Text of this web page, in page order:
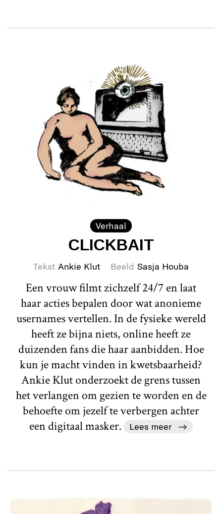
Verhaal
CLICKBAIT
Tekst Ankie Klut Beeld Sasja Houba
Een vrouw filmt zichzelf 24/7 en laat
haar acties bepalen door wat anonieme
usernames vertellen. In de fysieke wereld
heeft ze bijna niets, online heeft ze
duizenden fans die haar aanbidden. Hoe
kun je macht vinden in kwetsbaarheid?
Ankie Klut onderzoekt de grens tussen
het verlangen om gezien te worden en de
behoefte om jezelf te verbergen achter
een digitaal masker.
Lees meer